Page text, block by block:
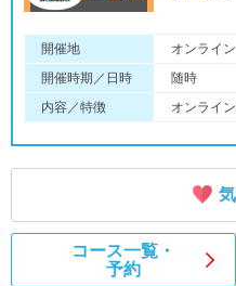
開催地
オンライン
開催時期／日時
随時
内容／特徴
オンライ
コース一覧・
予約